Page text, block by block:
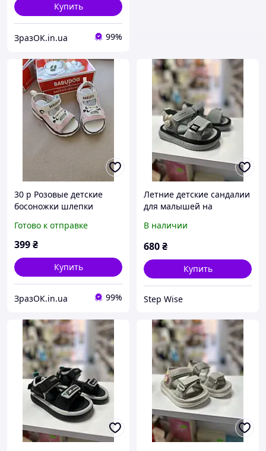
Купить
ЗразОК.in.ua 99%
30 р Розовые детские
босоножки шлепки
босоніжки шльопанці
сандалі на липучці
Готово к отправке
399₴
Купить
ЗразОК.in.ua 99%
Летние детские сандалии
для малышей на
В наличии
680₴
Купить
Step Wise